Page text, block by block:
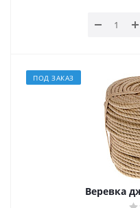
ПОД ЗАКАЗ
Веревка